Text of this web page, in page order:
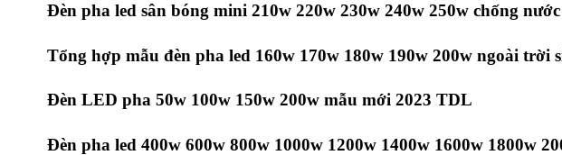
Đèn pha led sân bóng mini 210w 220w 230w 240w 250w chống
Tổng hợp mẫu đèn pha led 160w 170w 180w 190w 200w ngoài trời
Đèn LED pha 50w 100w 150w 200w mẫu mới 2023 TDL
Đèn pha led 400w 600w 800w 1000w 1200w 1400w 1600w 1800w